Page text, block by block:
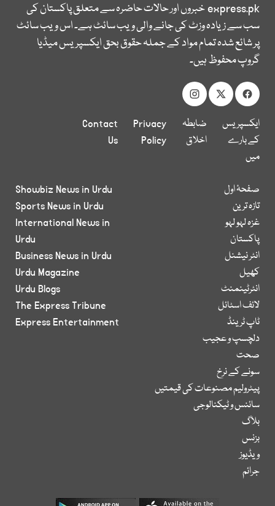
express.pkخبروں اور حالات حاضرہ سے متعلق پاکستان کی
سب سے زیادہ وزٹ کی جانے والی ویب سائٹ ہے۔ اس ویب سائٹ
پر شائع شدہ تمام مواد کے جملہ حقوق بحق ایکسپریس میڈیا
گروپ محفوظ ہیں۔
ایکسپریس
کے بارے
میں
ضابطہ
اخلاق
Privacy
Policy
Contact
Us
صفحۂ اول
تازہ ترین
غزہ لہو لہو
پاکستان
انٹر نیشنل
کھیل
انٹرٹینمنٹ
لائف اسٹائل
ٹاپ ٹرینڈ
دلچسپ و عجیب
صحت
سونے کے نرخ
پیٹرولیم مصنوعات کی قیمتیں
سائنس و ٹیکنالوجی
بلاگ
بزنس
ویڈیوز
جرائم
Showbiz News in Urdu
Sports News in Urdu
International News in
Urdu
Business News in Urdu
Urdu Magazine
Urdu Blogs
The Express Tribune
Express Entertainment